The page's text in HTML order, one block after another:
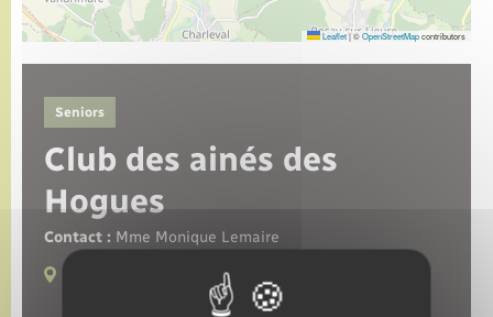
Leaflet|©OpenStreetMapcontributors
Seniors
Club des ainés des
Hogues
Contact : Mme Monique Lemaire